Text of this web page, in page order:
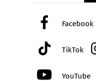
Facebook
TikTok
YouTube